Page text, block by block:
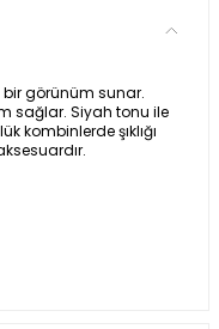
görünüm sunar.
sağlar. Siyah tonu ile
kombinlerde şıklığı